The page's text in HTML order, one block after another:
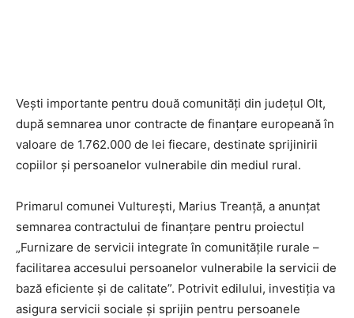
Vești importante pentru două comunități din județul Olt,
după semnarea unor contracte de finanțare europeană în
valoare de 1.762.000 de lei fiecare, destinate sprijinirii
copiilor și persoanelor vulnerabile din mediul rural.
Primarul comunei Vulturești, Marius Treanță, a anunțat
semnarea contractului de finanțare pentru proiectul
„Furnizare de servicii integrate în comunitățile rurale –
facilitarea accesului persoanelor vulnerabile la servicii de
bază eficiente și de calitate”. Potrivit edilului, investiția va
asigura servicii sociale și sprijin pentru persoanele